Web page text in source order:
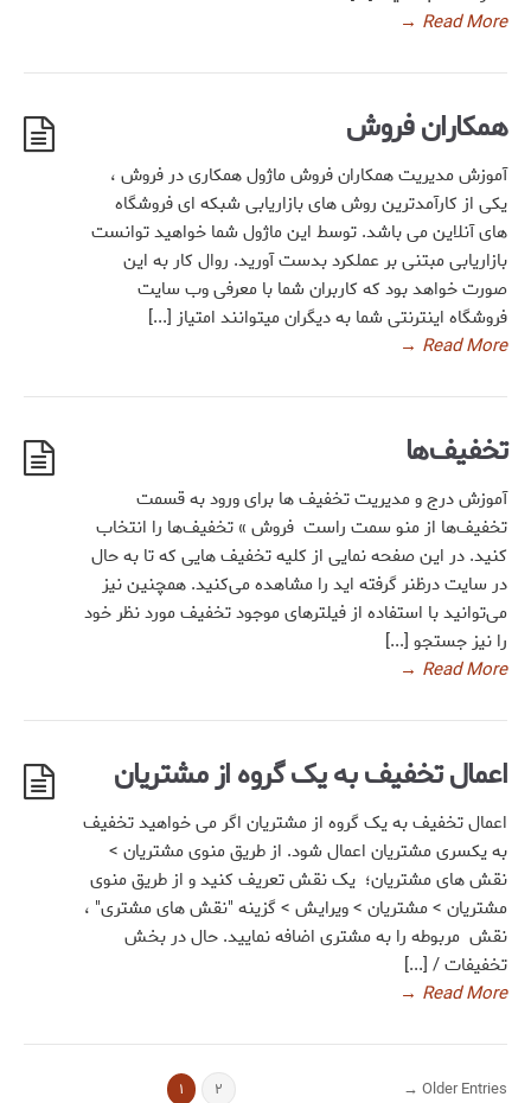
Read More
→
همکاران فروش
آموزش مدیریت همکاران فروش ماژول همکاری در فروش ،
یکی از کارآمدترین روش های بازاریابی شبکه ای فروشگاه
های آنلاین می باشد. توسط این ماژول شما خواهید توانست
بازاریابی مبتنی بر عملکرد بدست آورید. روال کار به این
صورت خواهد بود که کاربران شما با معرفی وب سایت
فروشگاه اینترنتی شما به دیگران میتوانند امتیاز [...]
Read More
→
تخفیف‌ها
آموزش درج و مدیریت تخفیف ها برای ورود به قسمت
تخفیف‌ها از منو سمت راست فروش » تخفیف‌ها را انتخاب
کنید. در این صفحه نمایی از کلیه تخفیف هایی که تا به حال
در سایت درظنر گرفته اید را مشاهده می‌کنید. همچنین نیز
می‌توانید با استفاده از فیلترهای موجود تخفیف مورد نظر خود
را نیز جستجو [...]
Read More
→
اعمال تخفیف به یک گروه از مشتریان
اعمال تخفیف به یک گروه از مشتریان اگر می خواهید تخفیف
به یکسری مشتریان اعمال شود. از طریق منوی مشتریان >
نقش های مشتریان؛ یک نقش تعریف کنید و از طریق منوی
مشتریان > مشتریان > ویرایش > گزینه "نقش های مشتری" ،
نقش مربوطه را به مشتری اضافه نمایید. حال در بخش
تخفیفات / [...]
Read More
→
۱ ۲ Older Entries →